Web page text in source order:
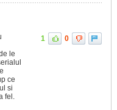
le
ce
si
fel.
1 0